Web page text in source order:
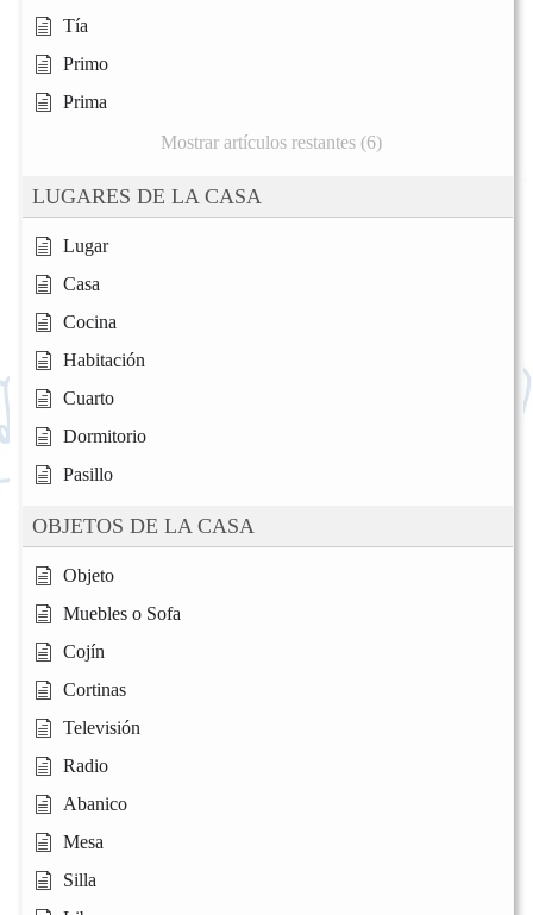
Tía
Primo
Prima
Mostrar artículos restantes (6)
LUGARES DE LA CASA
Lugar
Casa
Cocina
Habitación
Cuarto
Dormitorio
Pasillo
OBJETOS DE LA CASA
Objeto
Muebles o Sofa
Cojín
Cortinas
Televisión
Radio
Abanico
Mesa
Silla